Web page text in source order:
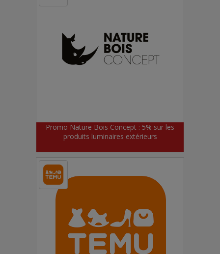
Promo Nature Bois Concept : 5% sur les
produits luminaires extérieurs